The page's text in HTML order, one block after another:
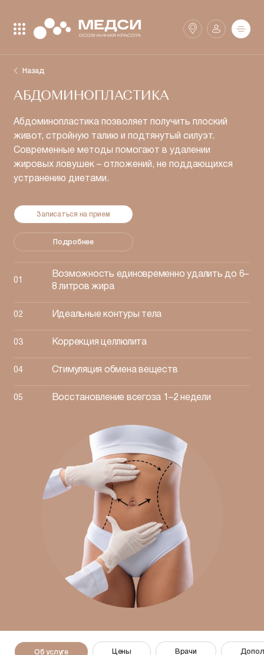
Аптеки
Закрыть поиск
Найти
Назад
АБДОМИНОПЛАСТИКА
Абдоминопластика позволяет получить плоский
живот, стройную талию и подтянутый силуэт.
Современные методы помогают в удалении
жировых ловушек – отложений, не поддающихся
устранению диетами.
Записаться на прием
Подробнее
Возможность единовременно удалить до 6–
8 литров жира
Идеальные контуры тела
Коррекция целлюлита
Стимуляция обмена веществ
Восстановление всегоза 1–2 недели
Об услуге Цены Врачи